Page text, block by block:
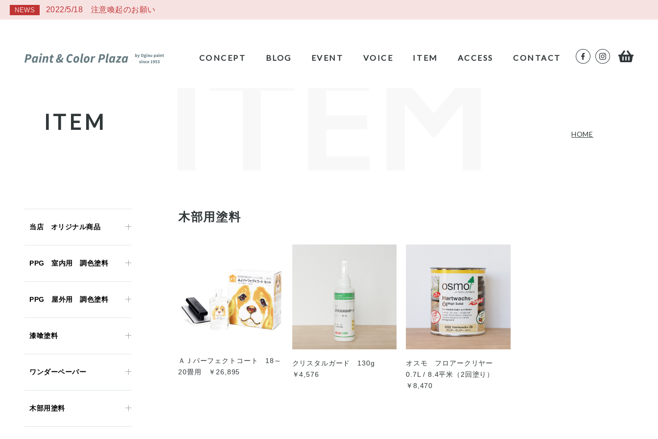
NEWS 2022/5/18 注意喚起のお願い
CONCEPT BLOG EVENT VOICE ITEM ACCESS CONTACT
ITEM HOME
木部用塗料
ＡＪパーフェクトコート 18～
20畳用 ￥26,895
クリスタルガード 130g
￥4,576
オスモ フロアークリヤー
0.7L / 8.4平米（2回塗り）
￥8,470
当店 オリジナル商品
PPG 室内用 調色塗料
PPG 屋外用 調色塗料
漆喰塗料
ワンダーペーパー
木部用塗料